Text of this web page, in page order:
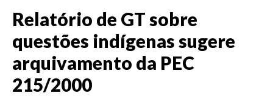
Relatório de GT sobre
questões indígenas sugere
arquivamento da PEC
215/2000